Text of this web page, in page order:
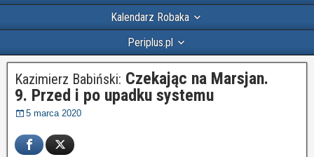
Kalendarz Robaka
Periplus.pl
Kazimierz Babiński: Czekając na Marsjan.
9. Przed i po upadku systemu
5 marca 2020